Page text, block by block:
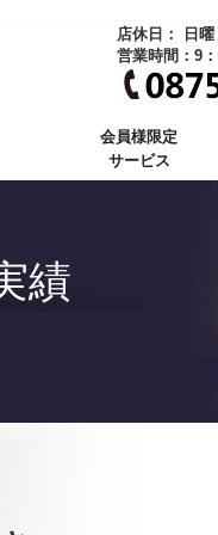
店休日： 日曜
営業時間：9
会員様限定
サービス
績